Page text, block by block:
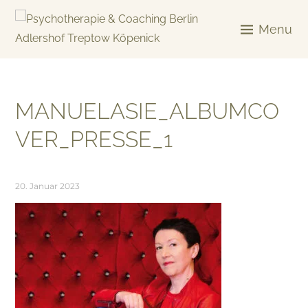
Skip
Menu
MANUELASIE_ALBUMCO
VER_PRESSE_1
20. Januar 2023